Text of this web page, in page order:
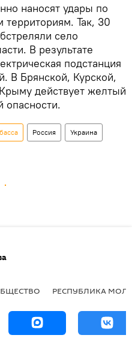
наносят удары по
Так, 30
село
В результате
подстанция
В Брянской, Курской,
действует желтый
опасности.
Россия Украина
РЕСПУБЛИКА